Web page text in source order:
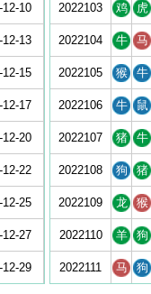
12-10
12-13
12-15
12-17
12-20
12-22
12-25
12-27
12-29
2022103 鸡 虎
2022104 牛 马
2022105 猴 牛
2022106 牛 鼠
2022107 猪 牛
2022108 狗 猪
2022109 龙 猴
2022110 羊 狗
2022111 马 狗